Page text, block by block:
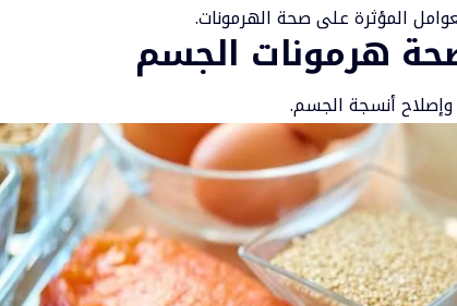
المؤثرة على صحة الهرمونات.
صحة هرمونات الجسم
وإصلاح أنسجة الجسم.